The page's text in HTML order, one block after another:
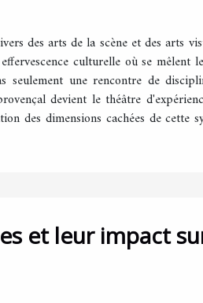
des arts de la scène et des arts
culturelle où se mêlent
seulement une rencontre de
devient le théâtre
des dimensions cachées de cette
et leur impact